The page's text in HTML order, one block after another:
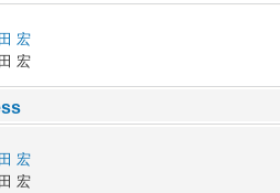
宏
宏
宏
宏